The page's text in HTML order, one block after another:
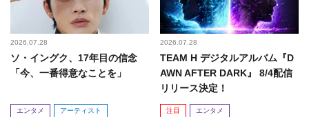
2026.07.28
ソ・イングク、17年目の信念
「今、一番得意なことを」
エンタメ アーティスト
2026.07.28
TEAM H デジタルアルバム『D
AWN AFTER DARK』 8/4配信
リリース決定！
注目 エンタメ